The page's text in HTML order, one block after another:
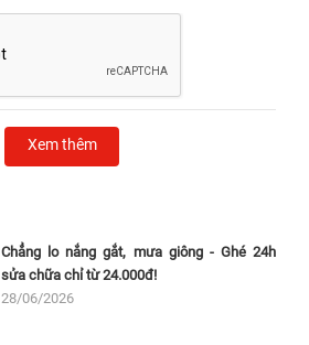
Xem thêm
Chẳng lo nắng gắt, mưa giông - Ghé 24h
sửa chữa chỉ từ 24.000đ!
28/06/2026